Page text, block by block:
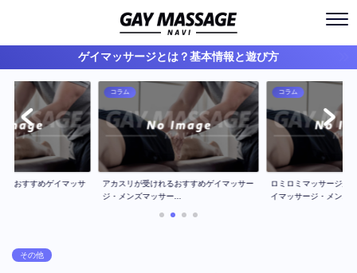
ゲイマッサージとは？基本情報と遊び方
のおすすめゲイマッサ
コラム
アカスリが受けれるおすすめゲイマッサー
ジ・メンズマッサー...
コラム
ロミロミマッサージが
イマッサージ・メン...
その他